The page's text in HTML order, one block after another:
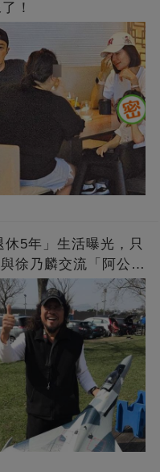
！
5年」生活曝光，只
徐乃麟交流「阿公